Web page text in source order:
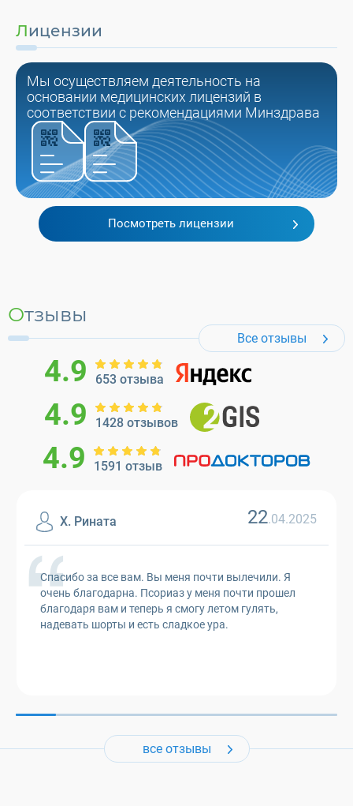
Лицензии
Мы осуществляем деятельность на
основании медицинских лицензий в
соответствии с рекомендациями Минздрава
Посмотреть лицензии
Отзывы
Все отзывы
4.9 653 отзыва
4.9 1428 отзывов
4.9 1591 отзыв
Х. Рината 22.04.2025
Спасибо за все вам. Вы меня почти вылечили. Я
очень благодарна. Псориаз у меня почти прошел
благодаря вам и теперь я смогу летом гулять,
надевать шорты и есть сладкое ура.
все отзывы